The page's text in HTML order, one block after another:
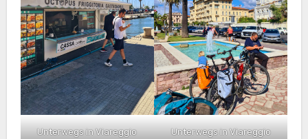
Unterwegs in Viareggio Unterwegs in Viareggio